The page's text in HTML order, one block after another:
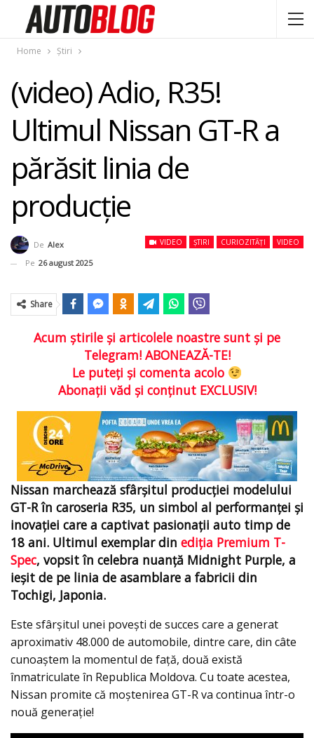
Home Știri
(video) Adio, R35!
Ultimul Nissan GT-R a
părăsit linia de
producție
VIDEO ȘTIRI CURIOZITĂȚI VIDEO
De Alex
Pe 26 august 2025
Share
Acum ştirile şi articolele noastre sunt şi pe
Telegram! ABONEAZĂ-TE!
Le puteţi şi comenta acolo
Abonaţii văd şi conţinut EXCLUSIV!
Nissan marchează sfârșitul producției modelului
GT-R în caroseria R35, un simbol al performanței și
inovației care a captivat pasionații auto timp de
18 ani. Ultimul exemplar din ediția Premium T-
Spec, vopsit în celebra nuanță Midnight Purple, a
ieșit de pe linia de asamblare a fabricii din
Tochigi, Japonia.
Este sfârșitul unei povești de succes care a generat
aproximativ 48.000 de automobile, dintre care, din câte
cunoaștem la momentul de față, două există
înmatriculate în Republica Moldova. Cu toate acestea,
Nissan promite că moștenirea GT-R va continua într-o
nouă generație!